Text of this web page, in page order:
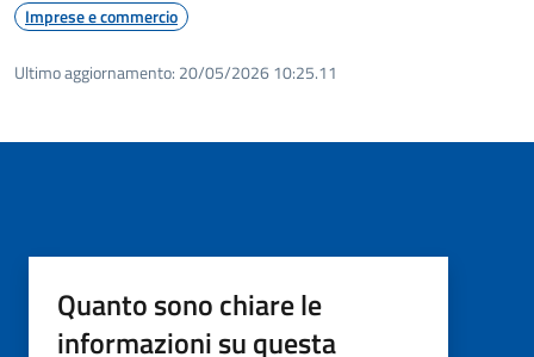
Imprese e commercio
Ultimo aggiornamento: 20/05/2026 10:25.11
Quanto sono chiare le
informazioni su questa